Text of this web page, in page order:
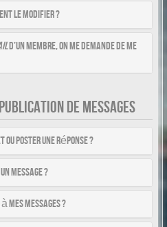
le modifier ?
d’un membre, on me demande de me
DE MESSAGES
ou poster une réponse ?
message ?
mes messages ?